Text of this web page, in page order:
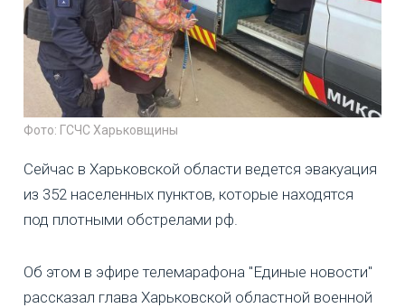
Фото: ГСЧС Харьковщины
Сейчас в Харьковской области ведется эвакуация
из 352 населенных пунктов, которые находятся
под плотными обстрелами рф.
Об этом в эфире телемарафона "Единые новости"
рассказал глава Харьковской областной военной